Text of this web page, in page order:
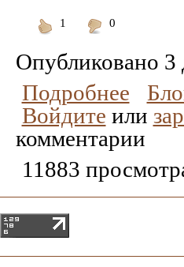
1
0
Опубликовано 3
Подробнее
Войдите или
комментарии
11883